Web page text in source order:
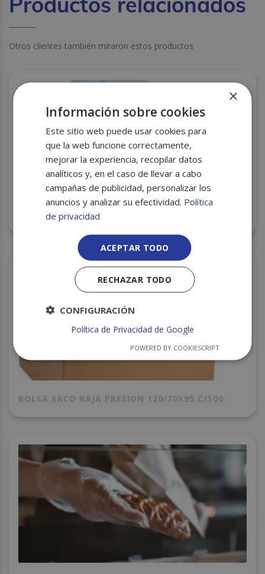
Otros clientes también miraron estos productos
PLASTICO TRANSPARENTE 40X60 G-240 C/25
BOLSA SACO BAJA PRESION 120/70X95 C/500
×
Información sobre cookies
Este sitio web puede usar cookies para
que la web funcione correctamente,
mejorar la experiencia, recopilar datos
analíticos y, en el caso de llevar a cabo
campañas de publicidad, personalizar los
anuncios y analizar su efectividad. Política
de privacidad
ACEPTAR TODO
RECHAZAR TODO
CONFIGURACIÓN
Política de Privacidad de Google
POWERED BY COOKIESCRIPT